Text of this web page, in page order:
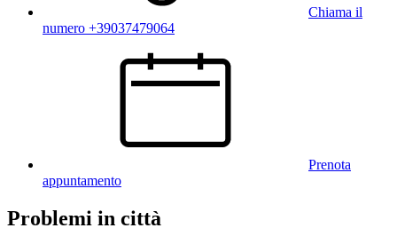
Chiama il
numero +39037479064
Prenota
appuntamento
Problemi in città